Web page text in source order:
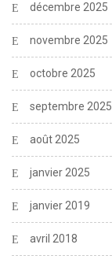
décembre 2025
novembre 2025
octobre 2025
septembre 2025
août 2025
janvier 2025
janvier 2019
avril 2018